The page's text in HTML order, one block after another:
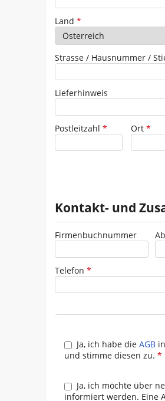
Adresse
Land *
Strasse / Hausnummer /
Lieferhinweis
Postleitzahl * Ort *
Kontakt- und
Firmenbuchnummer
Telefon *
I. Vertragsschluss
(1) Die
Geschäftsbeziehungen
Ja, ich habe die AGB
und stimme diesen zu. *
Ja, ich möchte über